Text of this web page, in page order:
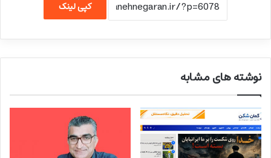
کپی لینک
نوشته های مشابه